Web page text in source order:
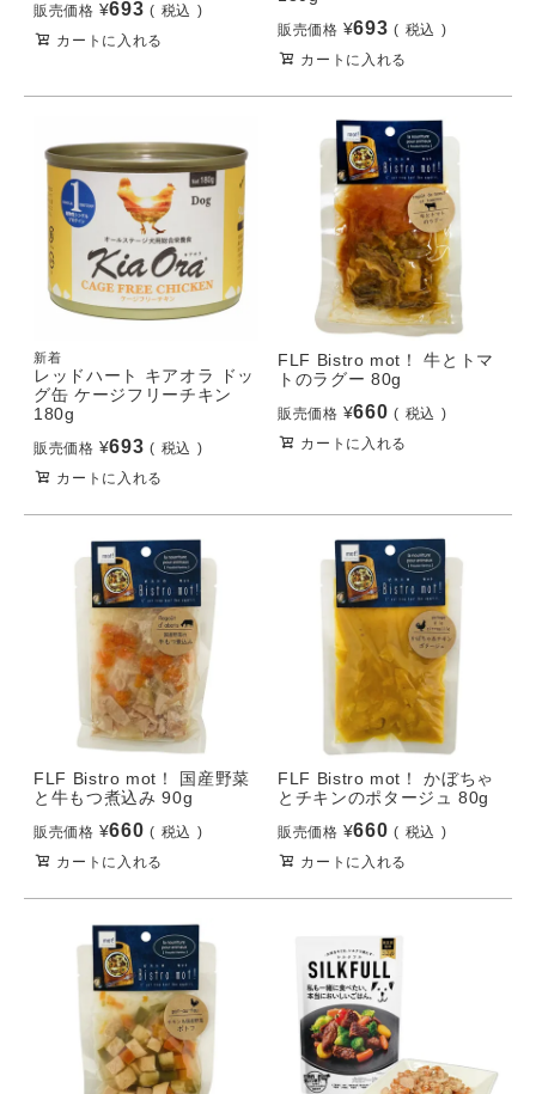
販売価格 ¥693
税込
カートに入れる
販売価格 ¥693
税込
カートに入れる
新着
レッドハート キアオラ ドッ
グ缶 ケージフリーチキン
180g
販売価格 ¥693
税込
カートに入れる
FLF Bistro mot！ 牛とトマ
トのラグー 80g
販売価格 ¥660
税込
カートに入れる
FLF Bistro mot！ 国産野菜
と牛もつ煮込み 90g
販売価格 ¥660
税込
カートに入れる
FLF Bistro mot！ かぼちゃ
とチキンのポタージュ 80g
販売価格 ¥660
税込
カートに入れる